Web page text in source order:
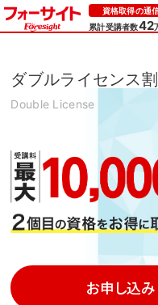
資格取得の通
累計受講者数42
ダブルライセンス
Double License
お申し込